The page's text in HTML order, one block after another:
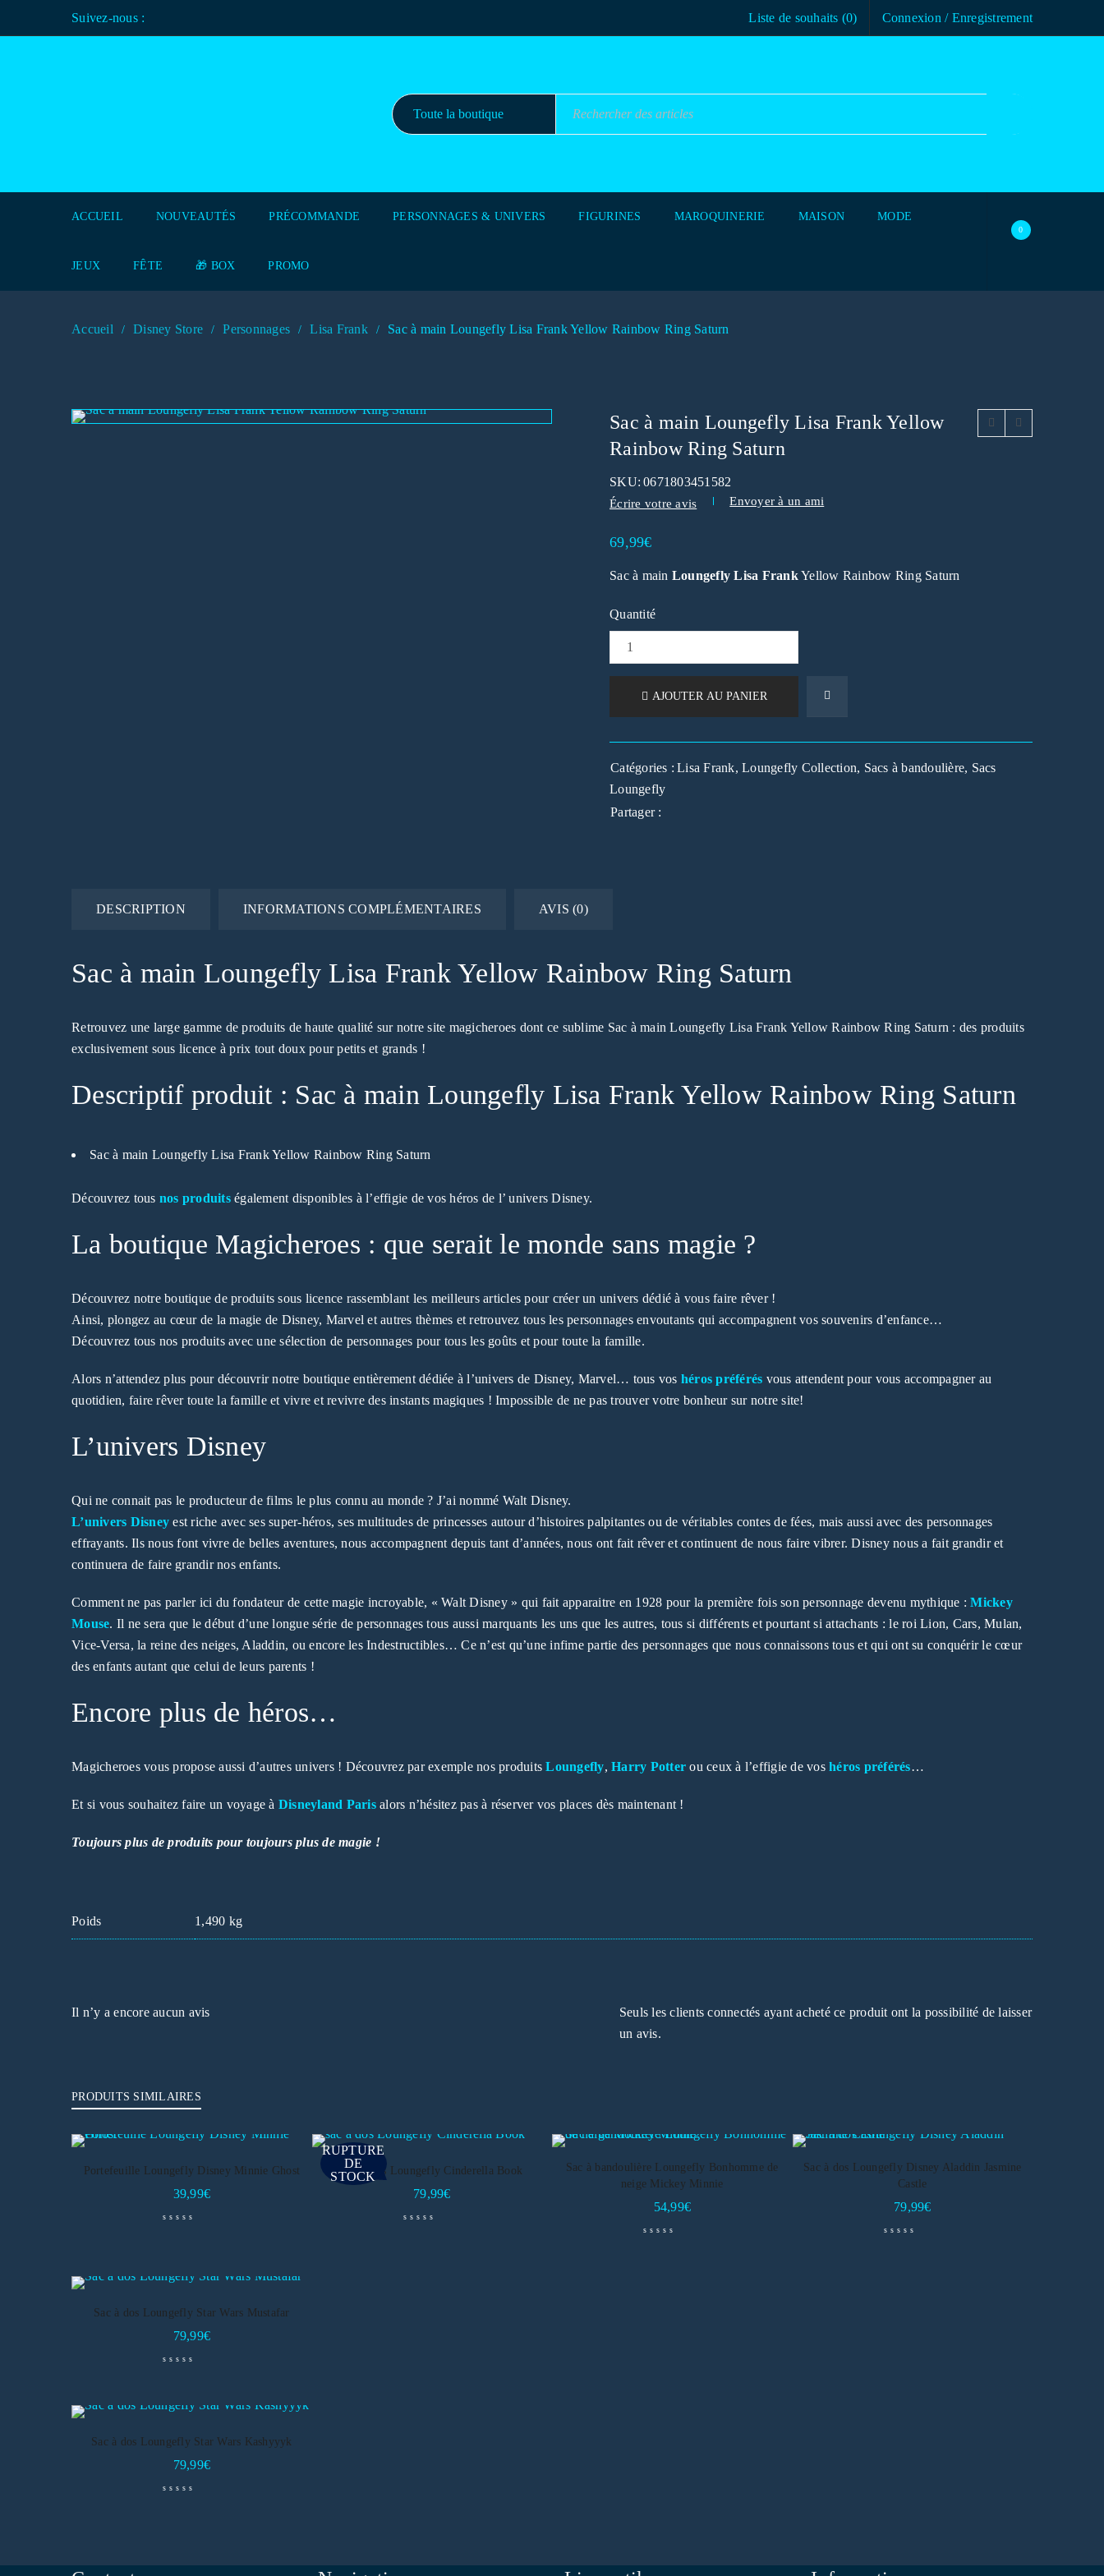
Identifiant ou e-mail *
MOT DE PASSE PERDU ?
Suivez-nous : Connexion / Enregistrement
Liste de souhaits (0)
ACCUEIL NOUVEAUTÉS PRÉCOMMANDE PERSONNAGES & UNIVERS FIGURINES MAROQUINERIE MAISON MODE
JEUX FÊTE 🎁 BOX PROMO
0
Accueil / Disney Store / Personnages / Lisa Frank / Sac à main Loungefly Lisa Frank Yellow Rainbow Ring Saturn
Sac à main Loungefly Lisa Frank Yellow
Rainbow Ring Saturn
SKU: 0671803451582
Écrire votre avis
Envoyer à un ami
69,99€
Sac à main Loungefly Lisa FrankYellow Rainbow Ring Saturn
Quantité
AJOUTER AU PANIER
Catégories : Lisa Frank, Loungefly Collection, Sacs à bandoulière, Sacs
Loungefly
Partager :
DESCRIPTION INFORMATIONS COMPLÉMENTAIRES AVIS (0)
Sac à main Loungefly Lisa Frank Yellow Rainbow Ring Saturn
Retrouvez une large gamme de produits de haute qualité sur notre site magicheroes dont ce sublime Sac à main Loungefly Lisa Frank Yellow Rainbow Ring Saturn : des produits
exclusivement sous licence à prix tout doux pour petits et grands !
Descriptif produit : Sac à main Loungefly Lisa Frank Yellow Rainbow Ring Saturn
Sac à main Loungefly Lisa Frank Yellow Rainbow Ring Saturn
Découvrez tous nos produitségalement disponibles à l’effigie de vos héros de l’ univers Disney.
La boutique Magicheroes : que serait le monde sans magie ?
Découvrez notre boutique de produits sous licence rassemblant les meilleurs articles pour créer un univers dédié à vous faire rêver !
Ainsi, plongez au cœur de la magie de Disney, Marvel et autres thèmes et retrouvez tous les personnages envoutants qui accompagnent vos souvenirs d’enfance…
Découvrez tous nos produits avec une sélection de personnages pour tous les goûts et pour toute la famille.
Alors n’attendez plus pour découvrir notre boutique entièrement dédiée à l’univers de Disney, Marvel… tous vos héros préférés vous attendent pour vous accompagner au
quotidien, faire rêver toute la famille et vivre et revivre des instants magiques ! Impossible de ne pas trouver votre bonheur sur notre site!
L’univers Disney
Qui ne connait pas le producteur de films le plus connu au monde ? J’ai nommé Walt Disney.
L’univers Disney est riche avec ses super-héros, ses multitudes de princesses autour d’histoires palpitantes ou de véritables contes de fées, mais aussi avec des personnages
effrayants. Ils nous font vivre de belles aventures, nous accompagnent depuis tant d’années, nous ont fait rêver et continuent de nous faire vibrer. Disney nous a fait grandir et
continuera de faire grandir nos enfants.
Comment ne pas parler ici du fondateur de cette magie incroyable, « Walt Disney » qui fait apparaitre en 1928 pour la première fois son personnage devenu mythique :Mickey
Mouse. Il ne sera que le début d’une longue série de personnages tous aussi marquants les uns que les autres, tous si différents et pourtant si attachants : le roi Lion, Cars, Mulan,
Vice-Versa, la reine des neiges, Aladdin, ou encore les Indestructibles… Ce n’est qu’une infime partie des personnages que nous connaissons tous et qui ont su conquérir le cœur
des enfants autant que celui de leurs parents !
Encore plus de héros…
Magicheroes vous propose aussi d’autres univers ! Découvrez par exemple nos produitsLoungefly, Harry Potter ou ceux à l’effigie de vos héros préférés…
Et si vous souhaitez faire un voyage à Disneyland Parisalors n’hésitez pas à réserver vos places dès maintenant !
Toujours plus de produits pour toujours plus de magie !
Poids 1,490 kg
Il n’y a encore aucun avis
Seuls les clients connectés ayant acheté ce produit ont la possibilité de laisser
un avis.
PRODUITS SIMILAIRES
Portefeuille Loungefly Disney Minnie Ghost
39,99€
RUPTURE
DE
STOCK
Sac à dos Loungefly Cinderella Book
79,99€
Sac à bandoulière Loungefly Bonhomme de
neige Mickey Minnie
54,99€
Sac à dos Loungefly Disney Aladdin Jasmine
Castle
79,99€
Sac à dos Loungefly Star Wars Mustafar
79,99€
Sac à dos Loungefly Star Wars Kashyyyk
79,99€